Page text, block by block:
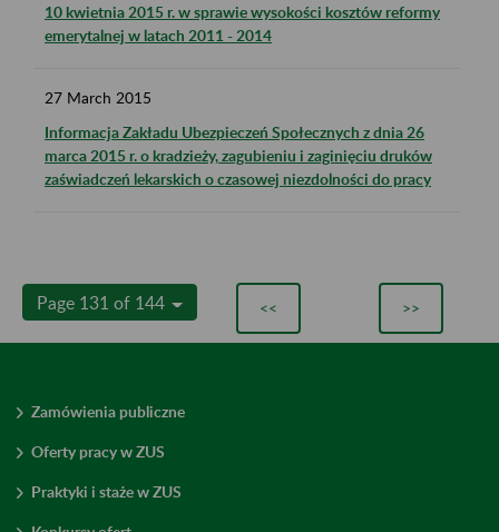
10 kwietnia 2015 r. w sprawie wysokości kosztów reformy
emerytalnej w latach 2011 - 2014
27 March 2015
Informacja Zakładu Ubezpieczeń Społecznych z dnia 26
marca 2015 r. o kradzieży, zagubieniu i zaginięciu druków
zaświadczeń lekarskich o czasowej niezdolności do pracy
Page 131 of 144 << >>
Zamówienia publiczne
Oferty pracy w ZUS
Praktyki i staże w ZUS